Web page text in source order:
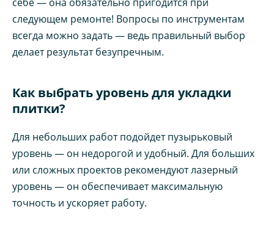
следующем ремонте! Вопросы по инструментам
всегда можно задать — ведь правильный выбор
делает результат безупречным.
Как выбрать уровень для укладки
плитки?
Для небольших работ подойдет пузырьковый
уровень — он недорогой и удобный. Для больших
или сложных проектов рекомендуют лазерный
уровень — он обеспечивает максимальную
точность и ускоряет работу.